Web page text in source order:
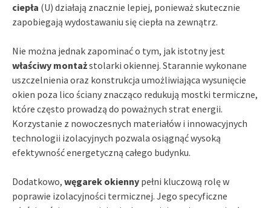
ciepła (U) działają znacznie lepiej, ponieważ skutecznie
zapobiegają wydostawaniu się ciepła na zewnątrz.
Nie można jednak zapominać o tym, jak istotny jest
właściwy montażstolarki okiennej. Starannie wykonane
uszczelnienia oraz konstrukcja umożliwiająca wysunięcie
okien poza lico ściany znacząco redukują mostki termiczne,
które często prowadzą do poważnych strat energii.
Korzystanie z nowoczesnych materiałów i innowacyjnych
technologii izolacyjnych pozwala osiągnąć wysoką
efektywność energetyczną całego budynku.
Dodatkowo, węgarek okienny pełni kluczową rolę w
poprawie izolacyjności termicznej. Jego specyficzne